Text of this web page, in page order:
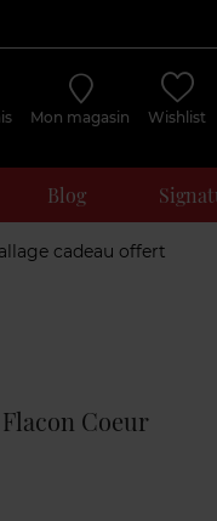
Mon magasin Wishlist
Blog
cadeau offert
Coeur